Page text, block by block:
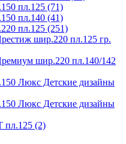
пл.125 (71)
пл.140 (41)
пл.125 (251)
шир.220 пл.125 гр.
шир.220 пл.140/142
Люкс Детские дизайны
Люкс Детские дизайны
пл.125 (2)